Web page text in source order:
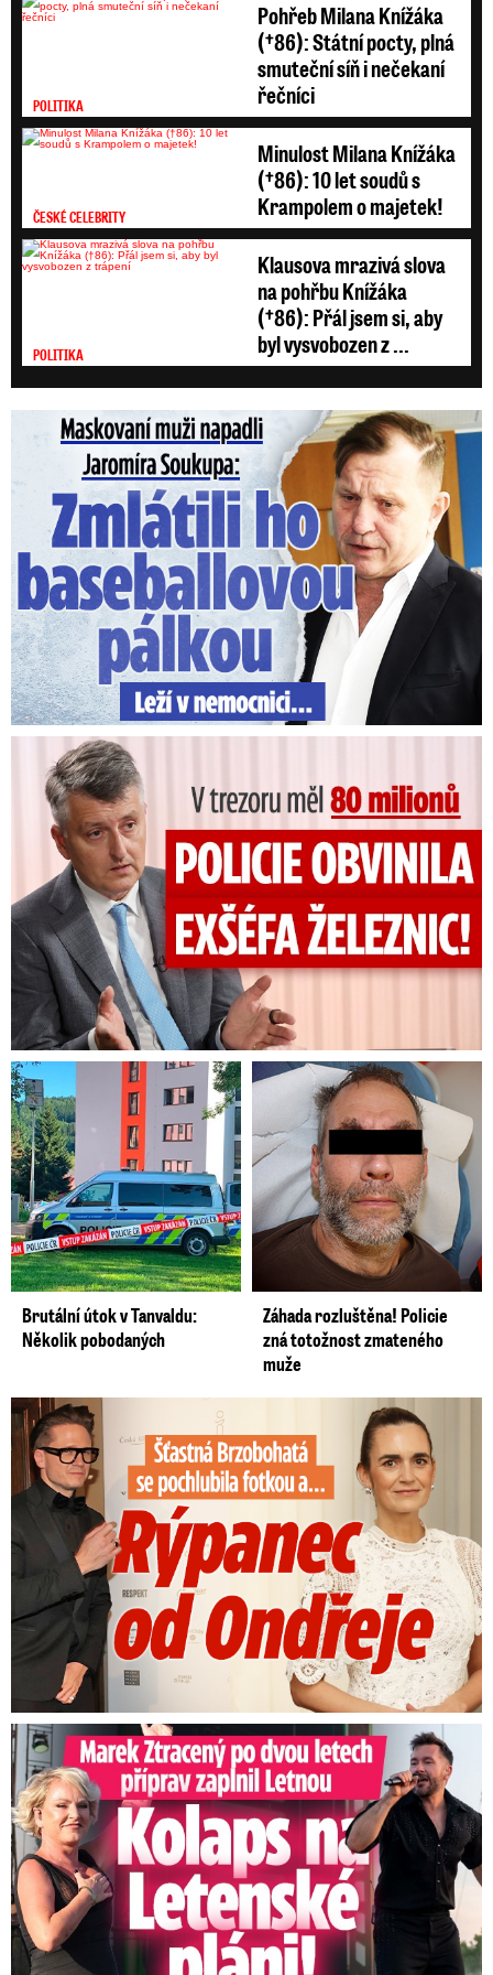
POLITIKA
Pohřeb Milana Knížáka
(†86): Státní pocty, plná
smuteční síň i nečekaní
řečníci
ČESKÉ CELEBRITY
Minulost Milana Knížáka
(†86): 10 let soudů s
Krampolem o majetek!
POLITIKA
Klausova mrazivá slova
na pohřbu Knížáka
(†86): Přál jsem si, aby
byl vysvobozen z ...
Maskovaní muži napadli Jaromíra Soukupa: Krvavá nakládačka
V trezoru měl 80 milionů: Policie obvinila exšéfa železnic!
Brutální útok v Tanvaldu:
Několik pobodaných
Záhada rozluštěna! Policie
zná totožnost zmateného
muže
Šťastná Brzobohatá se pochlubila fotkou: Rýpanec od Ondřeje
Marek Ztracený na Letné: Pártlová zastavila koncert